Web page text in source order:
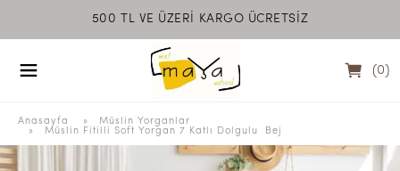
500 TL VE ÜZERİ KARGO ÜCRETSİZ
MEET MAYA
(0)
Anasayfa » Müslin Yorganlar
» Müslin Fitilli Soft Yorgan 7 Katlı Dolgulu  Bej